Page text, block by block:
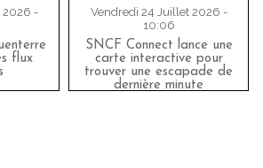
2026 -
flux
Vendredi 24 Juillet 2026 -
10:06
SNCF Connect lance une
carte interactive pour
trouver une escapade de
dernière minute